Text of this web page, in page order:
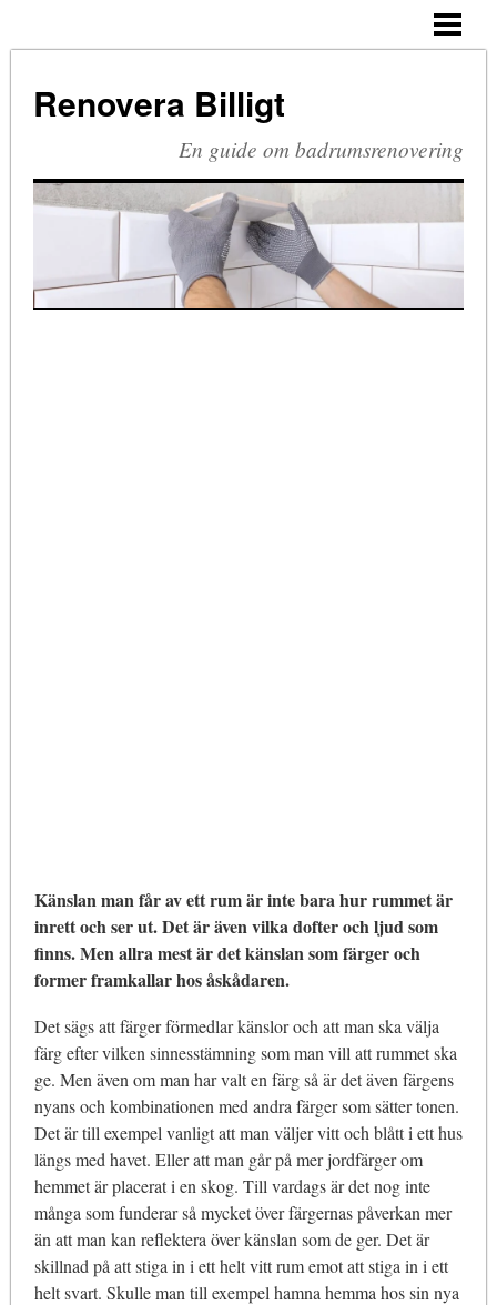
TA BORT SILIKON
RIVA KAKEL
Renovera Billigt
En guide om badrumsrenovering
Känslan man får av ett rum är inte bara hur rummet är
inrett och ser ut. Det är även vilka dofter och ljud som
finns. Men allra mest är det känslan som färger och
former framkallar hos åskådaren.
Det sägs att färger förmedlar känslor och att man ska välja
färg efter vilken sinnesstämning som man vill att rummet ska
ge. Men även om man har valt en färg så är det även färgens
nyans och kombinationen med andra färger som sätter tonen.
Det är till exempel vanligt att man väljer vitt och blått i ett hus
längs med havet. Eller att man går på mer jordfärger om
hemmet är placerat i en skog. Till vardags är det nog inte
många som funderar så mycket över färgernas påverkan mer
än att man kan reflektera över känslan som de ger. Det är
skillnad på att stiga in i ett helt vitt rum emot att stiga in i ett
helt svart. Skulle man till exempel hamna hemma hos sin nya